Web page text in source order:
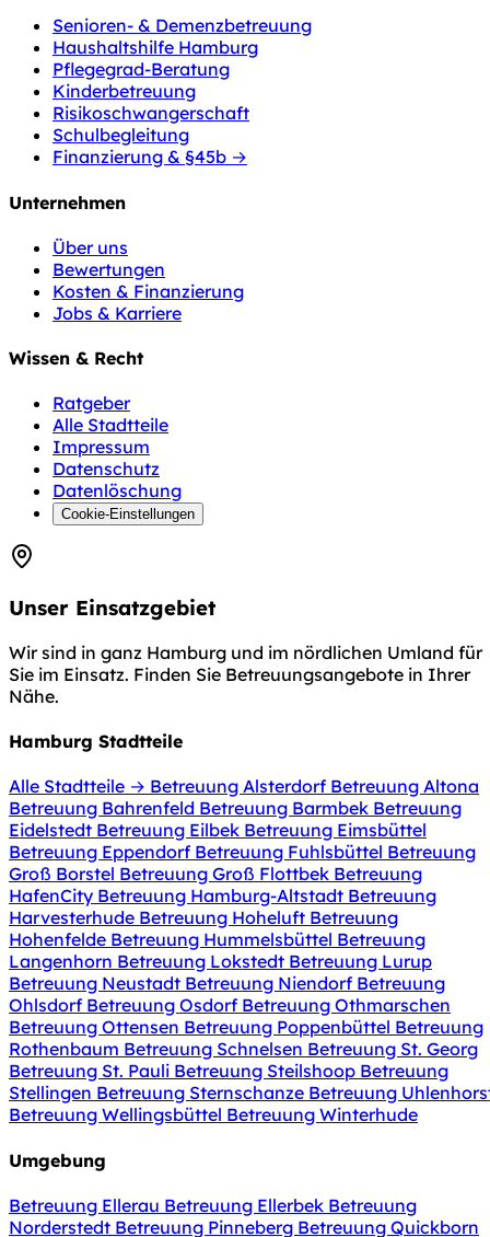
Senioren- & Demenzbetreuung
Haushaltshilfe Hamburg
Pflegegrad-Beratung
Kinderbetreuung
Risikoschwangerschaft
Schulbegleitung
Finanzierung & §45b →
Unternehmen
Über uns
Bewertungen
Kosten & Finanzierung
Jobs & Karriere
Wissen & Recht
Ratgeber
Alle Stadtteile
Impressum
Datenschutz
Datenlöschung
Cookie-Einstellungen
Unser Einsatzgebiet
Wir sind in ganz Hamburg und im nördlichen Umland für
Sie im Einsatz. Finden Sie Betreuungsangebote in Ihrer
Nähe.
Hamburg Stadtteile
Alle Stadtteile → Betreuung Alsterdorf Betreuung Altona
Betreuung Bahrenfeld Betreuung Barmbek Betreuung
Eidelstedt Betreuung Eilbek Betreuung Eimsbüttel
Betreuung Eppendorf Betreuung Fuhlsbüttel Betreuung
Groß Borstel Betreuung Groß Flottbek Betreuung
HafenCity Betreuung Hamburg-Altstadt Betreuung
Harvesterhude Betreuung Hoheluft Betreuung
Hohenfelde Betreuung Hummelsbüttel Betreuung
Langenhorn Betreuung Lokstedt Betreuung Lurup
Betreuung Neustadt Betreuung Niendorf Betreuung
Ohlsdorf Betreuung Osdorf Betreuung Othmarschen
Betreuung Ottensen Betreuung Poppenbüttel Betreuung
Rothenbaum Betreuung Schnelsen Betreuung St. Georg
Betreuung St. Pauli Betreuung Steilshoop Betreuung
Stellingen Betreuung Sternschanze Betreuung
Betreuung Wellingsbüttel Betreuung Winterhude
Umgebung
Betreuung Ellerau Betreuung Ellerbek Betreuung
Norderstedt Betreuung Pinneberg Betreuung Quickborn